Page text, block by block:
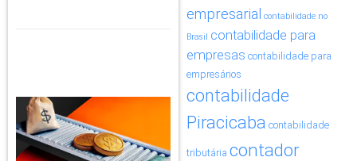
empresarial contabilidade no
Brasil contabilidade para
empresas contabilidade para
empresários
contabilidade
Piracicaba contabilidade
tributária contador